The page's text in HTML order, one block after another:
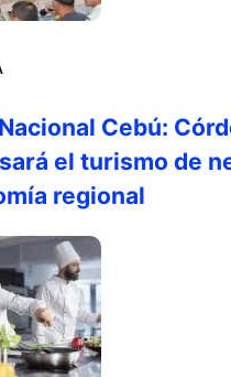
Cebú:
el turismo de
regional